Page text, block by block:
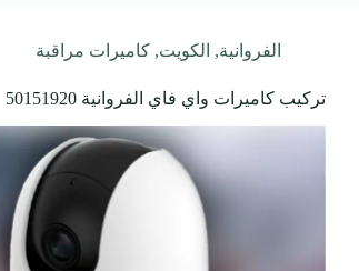
الفروانية, الكويت, كاميرات مراقبة
تركيب كاميرات واي فاي الفروانية 50151920